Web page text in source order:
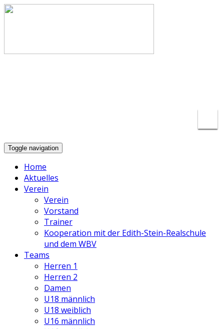
Toggle navigation
Home
Aktuelles
Verein
Verein
Vorstand
Trainer
Kooperation mit der Edith-Stein-Realschule
und dem WBV
Teams
Herren 1
Herren 2
Damen
U18 männlich
U18 weiblich
U16 männlich